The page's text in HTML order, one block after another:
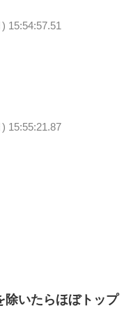
15:54:57.51
15:55:21.87
除いたらほぼトップ